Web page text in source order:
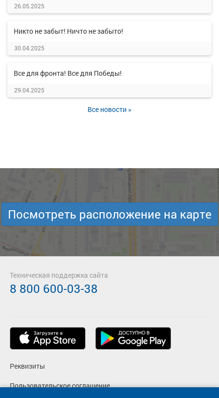
26.05.2025
Никто не забыт! Ничто не забыто!
30.04.2025
Все для фронта! Все для Победы!
29.04.2025
Все новости »
Посмотреть расположение на карте
Реквизиты
Пользовательское соглашение
Техническая поддержка сайта
8 800 600-03-38